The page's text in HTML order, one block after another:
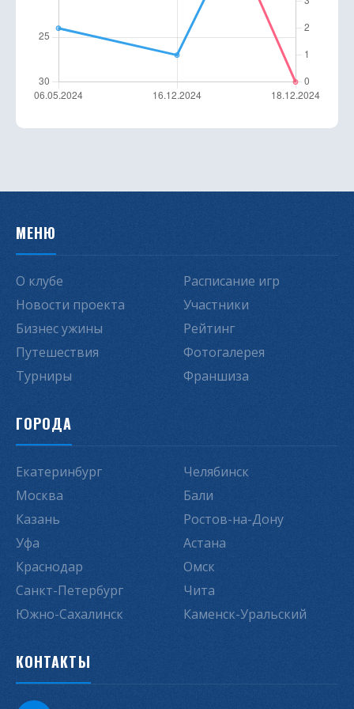
МЕНЮ
О клубе
Новости проекта
Бизнес ужины
Путешествия
Турниры
Расписание игр
Участники
Рейтинг
Фотогалерея
Франшиза
ГОРОДА
Екатеринбург
Москва
Казань
Уфа
Краснодар
Санкт-Петербург
Южно-Сахалинск
Челябинск
Бали
Ростов-на-Дону
Астана
Омск
Чита
Каменск-Уральский
КОНТАКТЫ